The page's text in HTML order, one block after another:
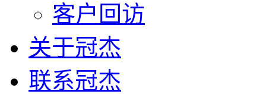
客户回访
关于冠杰
联系冠杰